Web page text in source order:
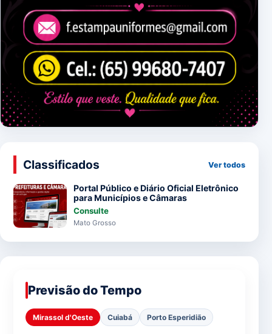
Classificados Ver todos
Portal Público e Diário Oficial Eletrônico
para Municípios e Câmaras
Consulte
Mato Grosso
Previsão do Tempo
Mirassol d'Oeste Cuiabá Porto Esperidião